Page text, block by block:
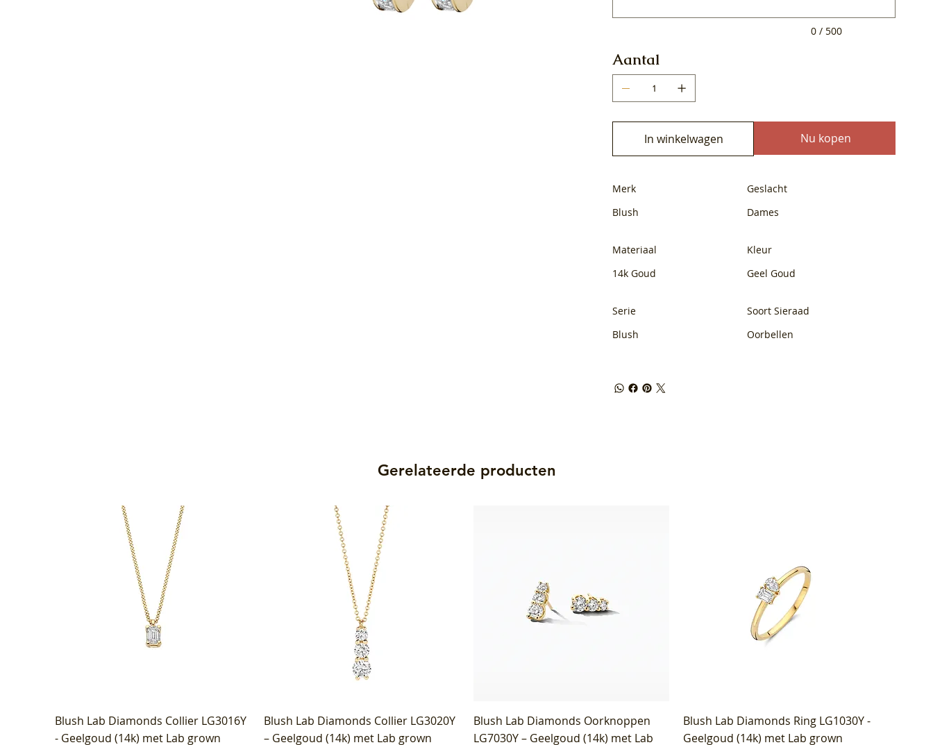
0 / 500
Aantal
In winkelwagen Nu kopen
Merk
Blush
Geslacht
Dames
Materiaal
14k Goud
Kleur
Geel Goud
Serie
Blush
Soort Sieraad
Oorbellen
Gerelateerde producten
Blush Lab Diamonds Collier LG3016Y
- Geelgoud (14k) met Lab grown
Blush Lab Diamonds Collier LG3020Y
– Geelgoud (14k) met Lab grown
Blush Lab Diamonds Oorknoppen
LG7030Y – Geelgoud (14k) met Lab
Blush Lab Diamonds Ring LG1030Y -
Geelgoud (14k) met Lab grown